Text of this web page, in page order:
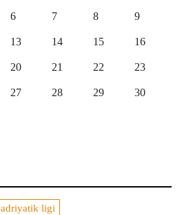
6 7 8 9
13 14 15 16
20 21 22 23
27 28 29 30
adriyatik ligi